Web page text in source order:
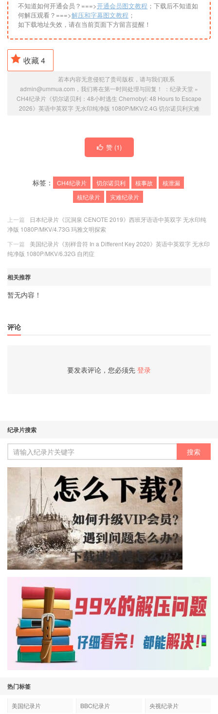
不知道如何开通会员？===>开通会员图文教程 ；下载后不知道如
何解压观看？===>解压和字幕图文教程 ；
如下载地址失效，请在当前页面下方留言提醒！
收藏4
若本内容无意侵犯了贵司版权，请与我们联系
admin@ummua.com，我们将在第一时间处理与回复！ ： 纪录天堂 »
CH4纪录片《切尔诺贝利：48小时逃生 Chernobyl: 48 Hours to Escape
2026》英语中英双字 无水印纯净版 1080P/MKV/2.4G 切尔诺贝利灾难
赞 (1)
标签： CH4纪录片 切尔诺贝利 核事故
核泄漏
核纪录片
灾难纪录片
上一篇
日本纪录片《沉洞泉 CENOTE 2019》西班牙语语中英双字 无水印纯
净版 1080P/MKV/4.73G 玛雅文明探索
下一篇
美国纪录片《别样音符 In a Different Key 2020》英语中英双字 无水印
纯净版 1080P/MKV/6.32G 自闭症
相关推荐
暂无内容！
评论
要发表评论，您必须先 登录
纪录片搜索
热门标签
美国纪录片 BBC纪录片 央视纪录片